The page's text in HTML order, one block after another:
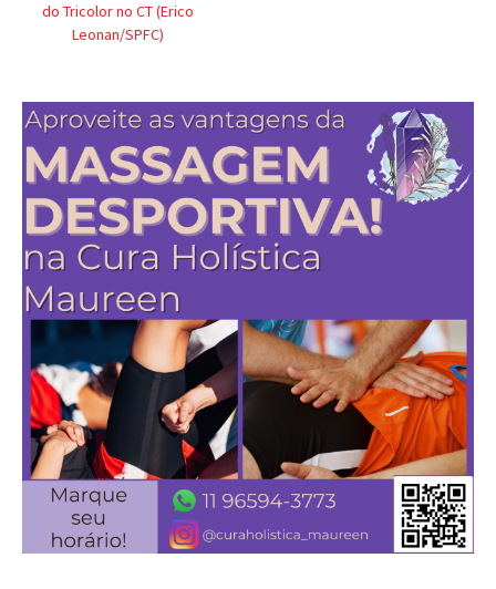
do Tricolor no CT (Erico
Leonan/SPFC)